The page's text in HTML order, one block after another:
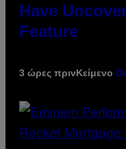
Have
Feature
3 ώρες πρινΚείμενο